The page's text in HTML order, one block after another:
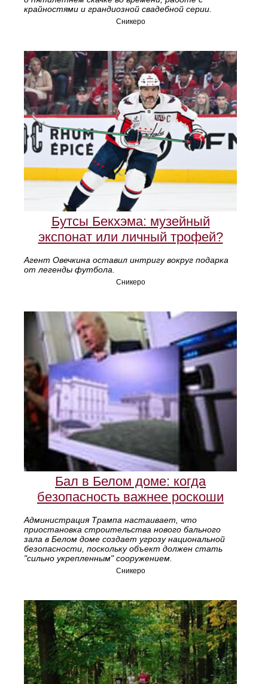
крайностями и грандиозной свадебной серии.
Сникеро
Бутсы Бекхэма: музейный
экспонат или личный трофей?
Агент Овечкина оставил интригу вокруг подарка
от легенды футбола.
Сникеро
Бал в Белом доме: когда
безопасность важнее роскоши
Администрация Трампа настаивает, что
приостановка строительства нового бального
зала в Белом доме создает угрозу национальной
безопасности, поскольку объект должен стать
"сильно укрепленным" сооружением.
Сникеро